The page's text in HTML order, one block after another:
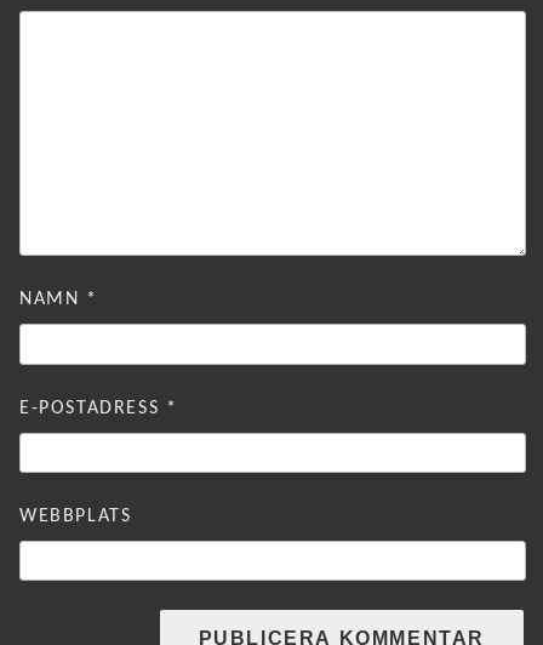
NAMN *
E-POSTADRESS *
WEBBPLATS